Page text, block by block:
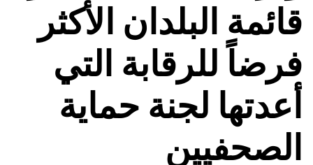
قائمة البلدان الأكثر
فرضاً للرقابة التي
أعدتها لجنة حماية
الصحفيين